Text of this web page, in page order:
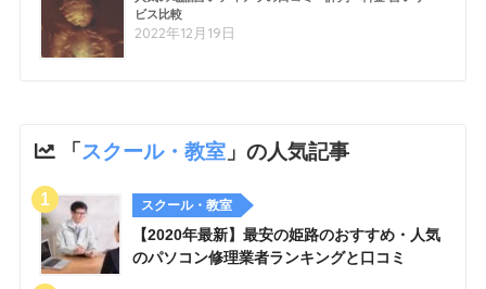
ビス比較
2022年12月19日
「スクール・教室」の人気記事
スクール・教室
【2020年最新】最安の姫路のおすすめ・人気
のパソコン修理業者ランキングと口コミ